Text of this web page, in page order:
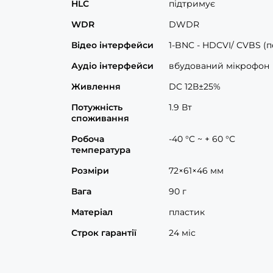
HLC
підтримує
WDR
DWDR
Відео інтерфейси
1-BNC - HDCVI/ CVBS
Аудіо інтерфейси
вбудований мікрофон
Живлення
DC 12В±25%
Потужність
споживання
1.9 Вт
Робоча
температура
-40 °C ~ + 60 °C
Розміри
72×61×46 мм
Вага
90 г
Матеріал
пластик
Строк гарантії
24 міс